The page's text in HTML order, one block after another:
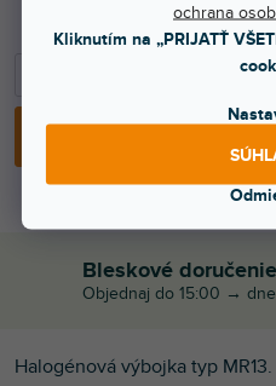
ochrana
Kliknutím na „PRIJATŤ
Bleskové doručenie
Objednaj do 15:00 →
Halogénová výbojka typ